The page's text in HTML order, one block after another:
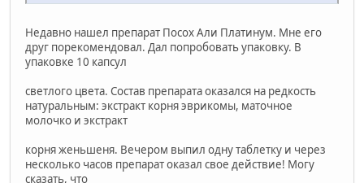
Недавно нашел препарат Посох Али Платинум. Мне его
друг порекомендовал. Дал попробовать упаковку. В
упаковке 10 капсул
светлого цвета. Состав препарата оказался на редкость
натуральным: экстракт корня эврикомы, маточное
молочко и экстракт
корня женьшеня. Вечером выпил одну таблетку и через
несколько часов препарат оказал свое действие! Могу
сказать, что